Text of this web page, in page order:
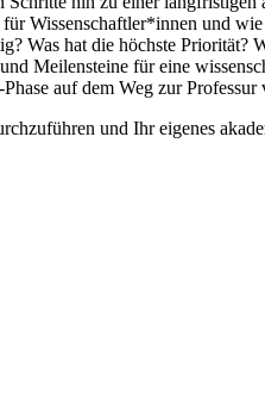
Wissenschaftler*innen und
Was hat die höchste
Meilensteine für eine
auf dem Weg zur Professur
und Ihr eigenes